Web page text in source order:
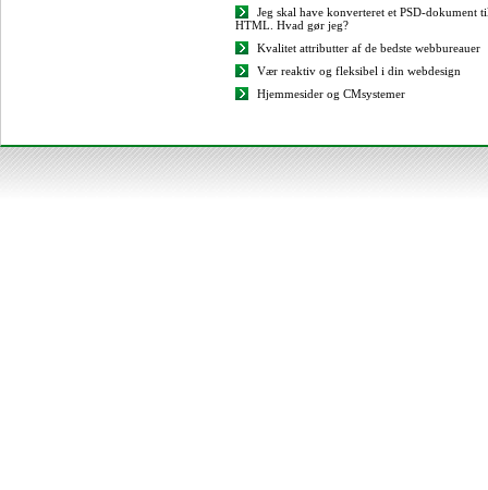
Jeg skal have konverteret et PSD-dokument
HTML. Hvad gør jeg?
Kvalitet attributter af de bedste webbureauer
Vær reaktiv og fleksibel i din webdesign
Hjemmesider og CMsystemer